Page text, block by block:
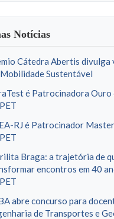
Notícias
Cátedra Abertis divulga
Sustentável
é Patrocinadora Ouro
RJ é Patrocinador
Braga: a trajetória de
encontros em 40
abre concurso para
de Transportes e